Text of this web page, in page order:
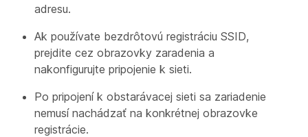
adresu.
Ak používate bezdrôtovú registráciu SSID,
prejdite cez obrazovky zaradenia a
nakonfigurujte pripojenie k sieti.
Po pripojení k obstarávacej sieti sa zariadenie
nemusí nachádzať na konkrétnej obrazovke
registrácie.